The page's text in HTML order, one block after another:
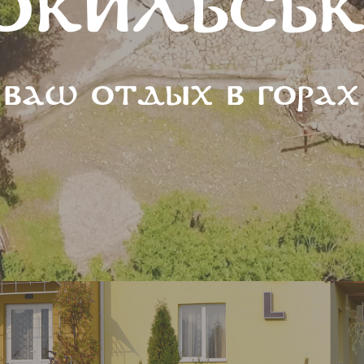
ВАШ ОТДЫХ В ГОРАХ
MAETOK SOKILSKE
так легко оставаться
Ваш отдых в горах
Перейти